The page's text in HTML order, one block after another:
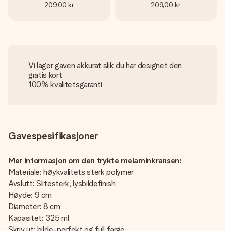
209,00 kr 209,00 kr
Vi lager gaven akkurat slik du har designet den
gratis kort
100% kvalitetsgaranti
Gavespesifikasjoner
Mer informasjon om den trykte melaminkransen:
Materiale: høykvalitets sterk polymer
Avslutt: Slitesterk, lysbildefinish
Høyde: 9 cm
Diameter: 8 cm
Kapasitet: 325 ml